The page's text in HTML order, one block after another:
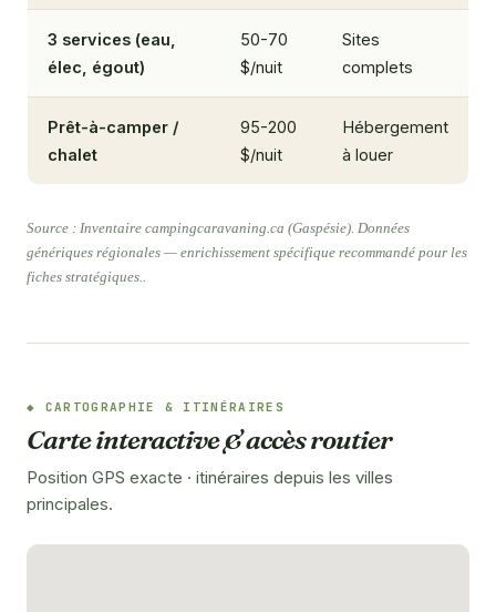
3 services (eau,
élec, égout)
50-70
$/nuit
Sites
complets
Prêt-à-camper /
chalet
95-200
$/nuit
Hébergement
à louer
Source : Inventaire campingcaravaning.ca (Gaspésie). Données
génériques régionales — enrichissement spécifique recommandé pour les
fiches stratégiques..
CARTOGRAPHIE & ITINÉRAIRES
Carte interactive & accès routier
Position GPS exacte · itinéraires depuis les villes
principales.